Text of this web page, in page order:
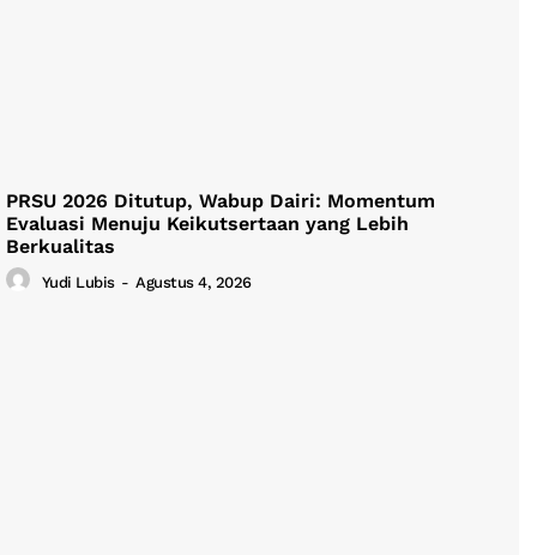
PRSU 2026 Ditutup, Wabup Dairi: Momentum
Evaluasi Menuju Keikutsertaan yang Lebih
Berkualitas
Yudi Lubis - Agustus 4, 2026